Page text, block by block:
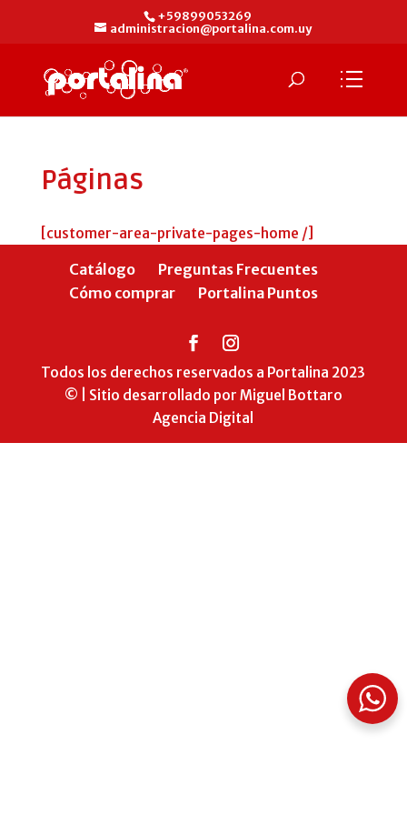
+59899053269
administracion@portalina.com.uy
Páginas
[customer-area-private-pages-home /]
Catálogo
Preguntas Frecuentes
Cómo comprar
Portalina Puntos
Todos los derechos reservados a Portalina 2023
© | Sitio desarrollado por Miguel Bottaro
Agencia Digital